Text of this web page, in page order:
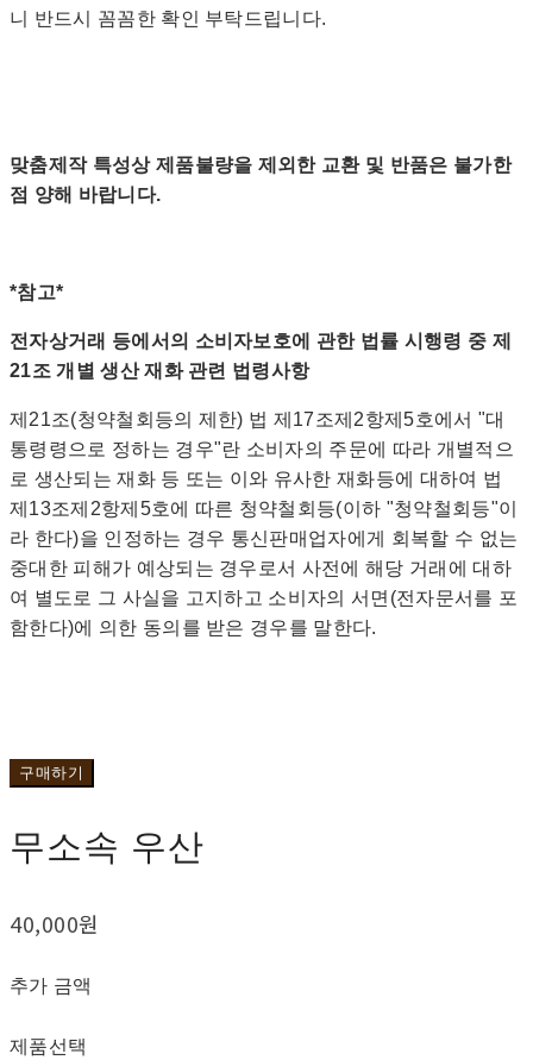
니 반드시 꼼꼼한 확인 부탁드립니다.
맞춤제작 특성상 제품불량을 제외한 교환 및 반품은 불가한
점 양해 바랍니다.
*참고*
전자상거래 등에서의 소비자보호에 관한 법률 시행령 중 제
21조 개별 생산 재화 관련 법령사항
제21조(청약철회등의 제한) 법 제17조제2항제5호에서 "대
통령령으로 정하는 경우"란 소비자의 주문에 따라 개별적으
로 생산되는 재화 등 또는 이와 유사한 재화등에 대하여 법
제13조제2항제5호에 따른 청약철회등(이하 "청약철회등"이
라 한다)을 인정하는 경우 통신판매업자에게 회복할 수 없는
중대한 피해가 예상되는 경우로서 사전에 해당 거래에 대하
여 별도로 그 사실을 고지하고 소비자의 서면(전자문서를 포
함한다)에 의한 동의를 받은 경우를 말한다.
구매하기
무소속 우산
40,000원
추가 금액
제품선택